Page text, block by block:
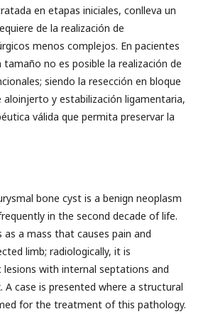
en etapas iniciales, conlleva un
de la realización de
menos complejos. En pacientes
no es posible la realización de
siendo la resección en bloque
aloinjerto y estabilización ligamentaria,
válida que permita preservar la
bone cyst is a benign neoplasm
in the second decade of life.
a mass that causes pain and
limb; radiologically, it is
lesions with internal septations and
case is presented where a structural
for the treatment of this pathology.